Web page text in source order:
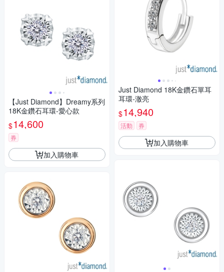
【Just Diamond】Dreamy系列
18K金鑽石耳環-愛心款
$14,600
券
加入購物車
Just Diamond 18K金鑽石單耳
耳環-澈亮
$14,940
活動 券
加入購物車